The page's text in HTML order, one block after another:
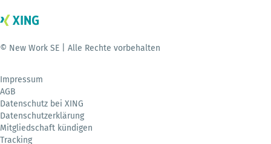
© New Work SE | Alle Rechte vorbehalten
Impressum
AGB
Datenschutz bei XING
Datenschutzerklärung
Mitgliedschaft kündigen
Tracking